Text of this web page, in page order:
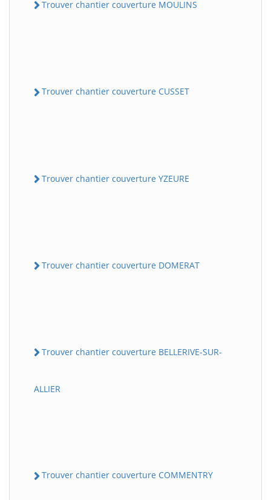
Trouver chantier couverture MOULINS
Trouver chantier couverture CUSSET
Trouver chantier couverture YZEURE
Trouver chantier couverture DOMERAT
Trouver chantier couverture BELLERIVE-SUR-
ALLIER
Trouver chantier couverture COMMENTRY